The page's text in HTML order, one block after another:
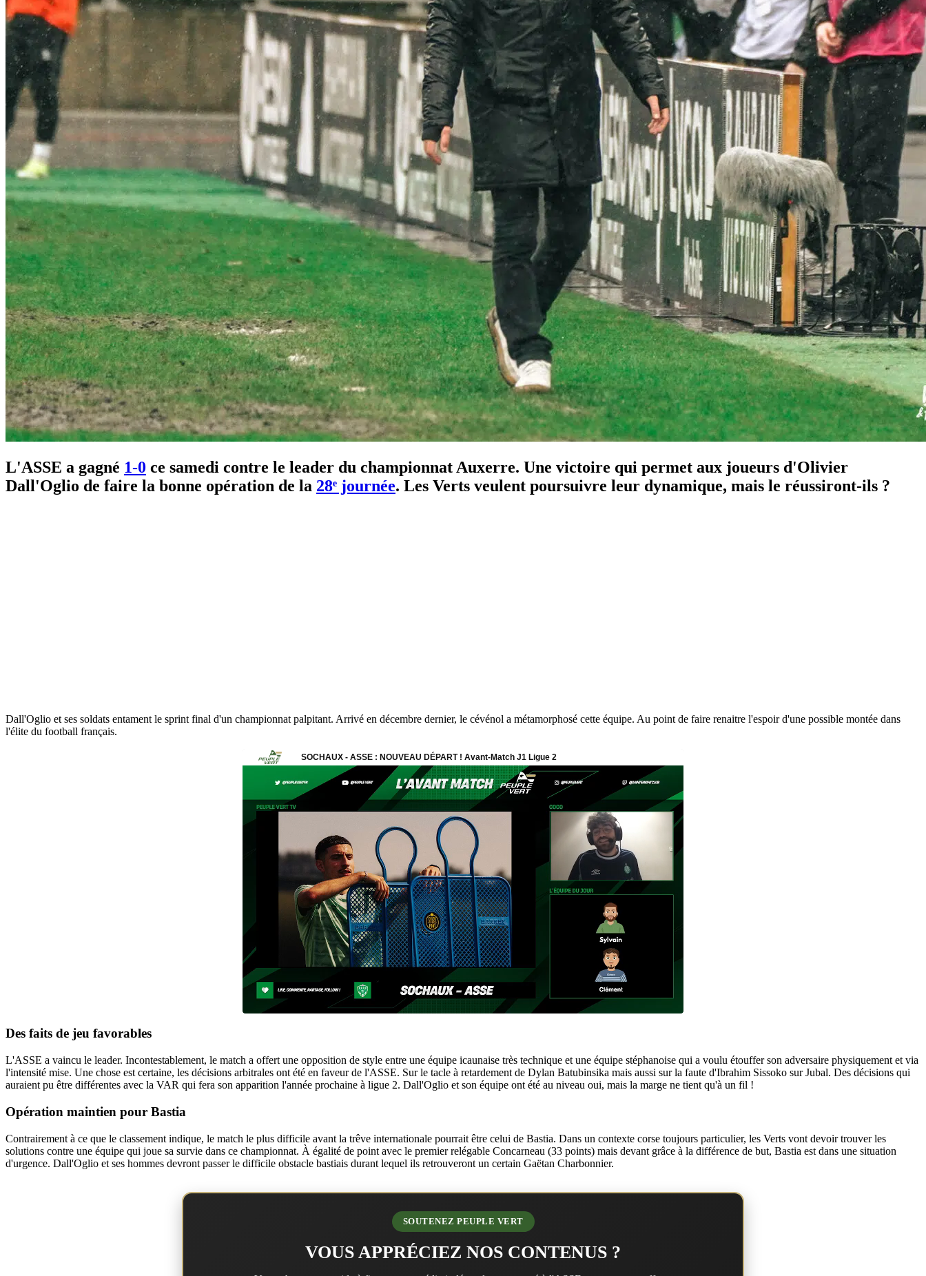
L'ASSE a gagné 1-0 ce samedi contre le leader du championnat Auxerre. Une victoire qui permet aux joueurs d'Olivier
Dall'Oglio de faire la bonne opération de la 28ᵉ journée. Les Verts veulent poursuivre leur dynamique, mais le réussiront-ils ?
Dall'Oglio et ses soldats entament le sprint final d'un championnat palpitant. Arrivé en décembre dernier, le cévénol a métamorphosé cette équipe. Au point de faire renaitre l'espoir d'une possible montée dans
l'élite du football français.
Des faits de jeu favorables
L'ASSE a vaincu le leader. Incontestablement, le match a offert une opposition de style entre une équipe icaunaise très technique et une équipe stéphanoise qui a voulu étouffer son adversaire physiquement et via
l'intensité mise. Une chose est certaine, les décisions arbitrales ont été en faveur de l'ASSE. Sur le tacle à retardement de Dylan Batubinsika mais aussi sur la faute d'Ibrahim Sissoko sur Jubal. Des décisions qui
auraient pu être différentes avec la VAR qui fera son apparition l'année prochaine à ligue 2. Dall'Oglio et son équipe ont été au niveau oui, mais la marge ne tient qu'à un fil !
Opération maintien pour Bastia
Contrairement à ce que le classement indique, le match le plus difficile avant la trêve internationale pourrait être celui de Bastia. Dans un contexte corse toujours particulier, les Verts vont devoir trouver les
solutions contre une équipe qui joue sa survie dans ce championnat. À égalité de point avec le premier relégable Concarneau (33 points) mais devant grâce à la différence de but, Bastia est dans une situation
d'urgence. Dall'Oglio et ses hommes devront passer le difficile obstacle bastiais durant lequel ils retrouveront un certain Gaëtan Charbonnier.
SOUTENEZ PEUPLE VERT
VOUS APPRÉCIEZ NOS CONTENUS ?